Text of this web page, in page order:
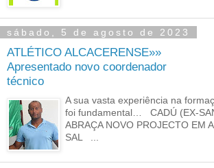
sábado, 5 de agosto de 2023
ATLÉTICO ALCACERENSE»»
Apresentado novo coordenador
técnico
A sua vasta experiência na
foi fundamental… CADÚ (EX-
ABRAÇA NOVO PROJECTO EM
SAL ...